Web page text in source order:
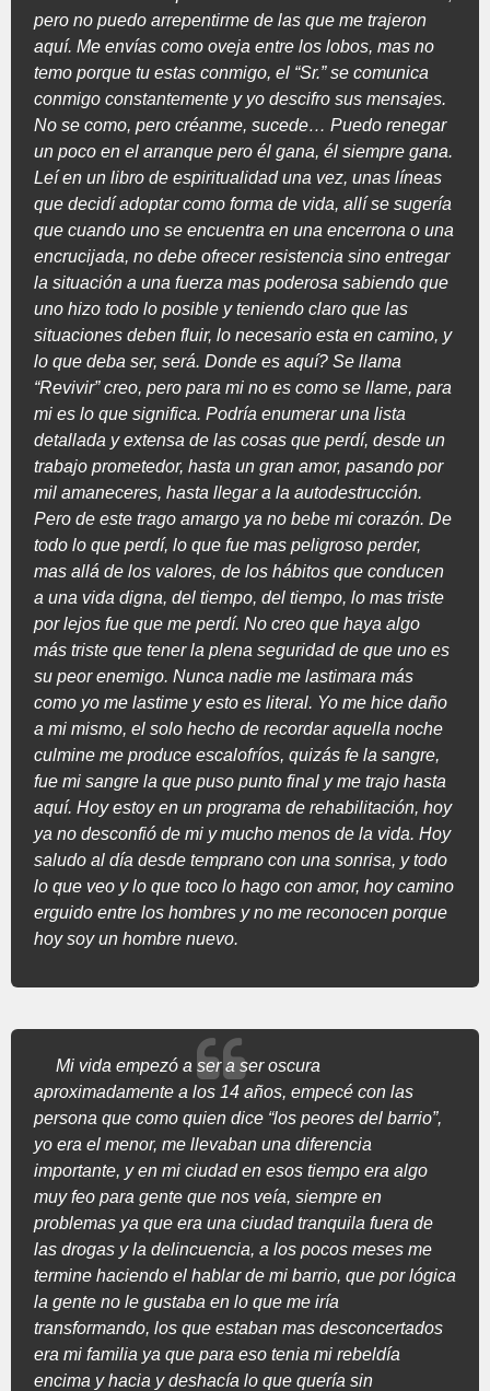
pero no puedo arrepentirme de las que me trajeron
aquí. Me envías como oveja entre los lobos, mas no
temo porque tu estas conmigo, el “Sr.” se comunica
conmigo constantemente y yo descifro sus mensajes.
No se como, pero créanme, sucede… Puedo renegar
un poco en el arranque pero él gana, él siempre gana.
Leí en un libro de espiritualidad una vez, unas líneas
que decidí adoptar como forma de vida, allí se sugería
que cuando uno se encuentra en una encerrona o una
encrucijada, no debe ofrecer resistencia sino entregar
la situación a una fuerza mas poderosa sabiendo que
uno hizo todo lo posible y teniendo claro que las
situaciones deben fluir, lo necesario esta en camino, y
lo que deba ser, será. Donde es aquí? Se llama
“Revivir” creo, pero para mi no es como se llame, para
mi es lo que significa. Podría enumerar una lista
detallada y extensa de las cosas que perdí, desde un
trabajo prometedor, hasta un gran amor, pasando por
mil amaneceres, hasta llegar a la autodestrucción.
Pero de este trago amargo ya no bebe mi corazón. De
todo lo que perdí, lo que fue mas peligroso perder,
mas allá de los valores, de los hábitos que conducen
a una vida digna, del tiempo, del tiempo, lo mas triste
por lejos fue que me perdí. No creo que haya algo
más triste que tener la plena seguridad de que uno es
su peor enemigo. Nunca nadie me lastimara más
como yo me lastime y esto es literal. Yo me hice daño
a mi mismo, el solo hecho de recordar aquella noche
culmine me produce escalofríos, quizás fe la sangre,
fue mi sangre la que puso punto final y me trajo hasta
aquí. Hoy estoy en un programa de rehabilitación, hoy
ya no desconfió de mi y mucho menos de la vida. Hoy
saludo al día desde temprano con una sonrisa, y todo
lo que veo y lo que toco lo hago con amor, hoy camino
erguido entre los hombres y no me reconocen porque
hoy soy un hombre nuevo.
Mi vida empezó a ser a ser oscura
aproximadamente a los 14 años, empecé con las
persona que como quien dice “los peores del barrio”,
yo era el menor, me llevaban una diferencia
importante, y en mi ciudad en esos tiempo era algo
muy feo para gente que nos veía, siempre en
problemas ya que era una ciudad tranquila fuera de
las drogas y la delincuencia, a los pocos meses me
termine haciendo el hablar de mi barrio, que por lógica
la gente no le gustaba en lo que me iría
transformando, los que estaban mas desconcertados
era mi familia ya que para eso tenia mi rebeldía
encima y hacia y deshacía lo que quería sin